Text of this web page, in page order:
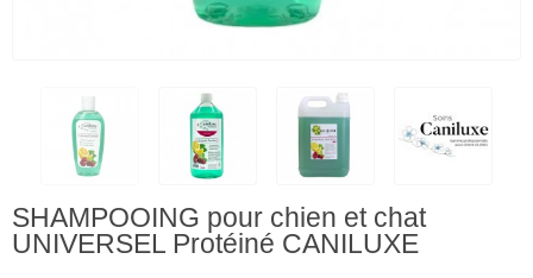
SHAMPOOING pour chien et chat
UNIVERSEL Protéiné CANILUXE